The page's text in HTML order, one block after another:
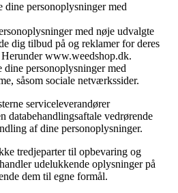
personoplysninger med
med nøje udvalgte
dig tilbud på og reklamer for deres
www.weedshop.dk.
dine personoplysninger med
såsom sociale netværkssider.
serviceleverandører
databehandlingsaftale vedrørende
af dine personoplysninger.
tredjeparter til opbevaring og
udelukkende oplysninger på
dem til egne formål.